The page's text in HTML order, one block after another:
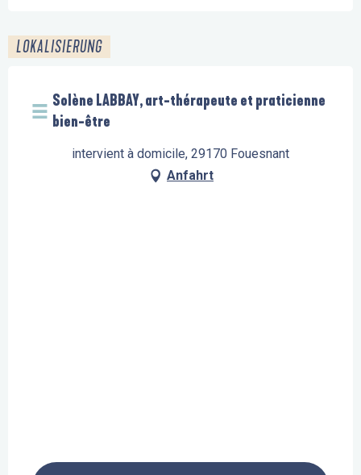
LOKALISIERUNG
Solène LABBAY, art-thérapeute et praticienne
bien-être
intervient à domicile, 29170 Fouesnant
Anfahrt